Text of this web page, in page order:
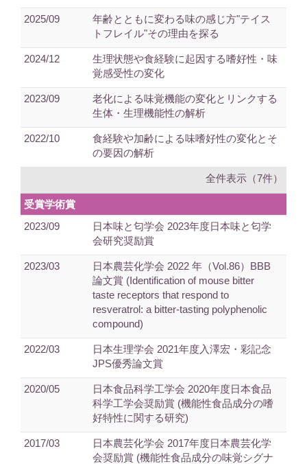
2025/09
年齢とともに変わる味の感じ方"テイス
トフレイル"その理由を探る
2024/12
生理状態や食経験に起因する嗜好性・味
覚感受性の変化
2023/09
老化による味覚機能の変化とリンクする
生体・生理機能性の解析
2022/10
食経験や加齢による味嗜好性の変化とそ
の要因の解析
全件表示（7件）
受賞学術賞
2023/09
日本味と匂学会 2023年度日本味と匂学
会研究奨励賞
2023/03
日本農芸化学会 2022 年（Vol.86）BBB
論文賞 (Identification of mouse bitter
taste receptors that respond to
resveratrol: a bitter-tasting polyphenolic
compound)
2022/03
日本生理学会 2021年度入澤宏・彩記念
JPS優秀論文賞
2020/05
日本食品科学工学会 2020年度日本食品
科学工学会奨励賞 (機能性食品成分の嗜
好特性に関する研究)
2017/03
日本農芸化学会 2017年度日本農芸化学
会奨励賞 (機能性食品成分の味覚シグナ